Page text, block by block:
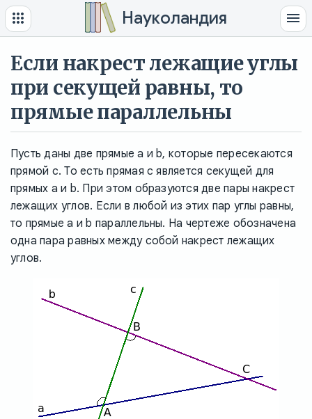
Науколандия
Если накрест лежащие углы
при секущей равны, то
прямые параллельны
Пусть даны две прямые a и b, которые пересекаются
прямой c. То есть прямая c является секущей для
прямых a и b. При этом образуются две пары накрест
лежащих углов. Если в любой из этих пар углы равны,
то прямые a и b параллельны. На чертеже обозначена
одна пара равных между собой накрест лежащих
углов.